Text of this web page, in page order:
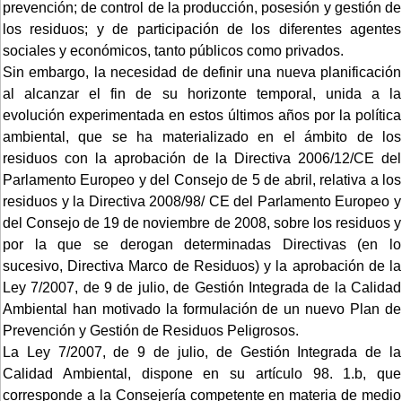
prevención; de control de la producción, posesión y gestión de
los residuos; y de participación de los diferentes agentes
sociales y económicos, tanto públicos como privados.
Sin embargo, la necesidad de definir una nueva planificación
al alcanzar el fin de su horizonte temporal, unida a la
evolución experimentada en estos últimos años por la política
ambiental, que se ha materializado en el ámbito de los
residuos con la aprobación de la Directiva 2006/12/CE del
Parlamento Europeo y del Consejo de 5 de abril, relativa a los
residuos y la Directiva 2008/98/ CE del Parlamento Europeo y
del Consejo de 19 de noviembre de 2008, sobre los residuos y
por la que se derogan determinadas Directivas (en lo
sucesivo, Directiva Marco de Residuos) y la aprobación de la
Ley 7/2007, de 9 de julio, de Gestión Integrada de la Calidad
Ambiental han motivado la formulación de un nuevo Plan de
Prevención y Gestión de Residuos Peligrosos.
La Ley 7/2007, de 9 de julio, de Gestión Integrada de la
Calidad Ambiental, dispone en su artículo 98. 1.b, que
corresponde a la Consejería competente en materia de medio